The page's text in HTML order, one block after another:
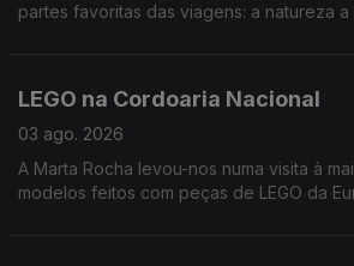
partes favoritas das viagens: a natureza a
LEGO na Cordoaria Nacional
03 ago. 2026
A Marta Rocha levou-nos numa visita à
modelos feitos com peças de LEGO da